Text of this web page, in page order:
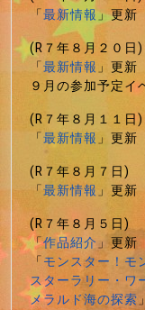
「最新情報」更新
(R７年８月２０日)
「最新情報」更新
９月の参加予定イ
(R７年８月１１日)
「最新情報」更新
(R７年８月７日)
「最新情報」更新
(R７年８月５日)
「作品紹介」更新
「モンスター！
スターラリー・ワ
メラルド海の探索